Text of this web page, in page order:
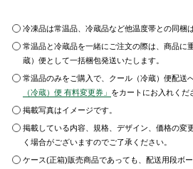
冷凍品は常温品、冷蔵品など他温度帯との同梱
常温品と冷蔵品を一緒にご注文の際は、商品に
蔵）便として一括梱包発送いたします。
常温品のみをご購入で、クール（冷蔵）便配送
（冷蔵）便 有料変更券」 をカートにお入れくだ
掲載写真はイメージです。
掲載している内容、規格、デザイン、価格の変
く場合がございますのでご了承ください。
ケース(正箱)販売商品であっても、配送用段ボ